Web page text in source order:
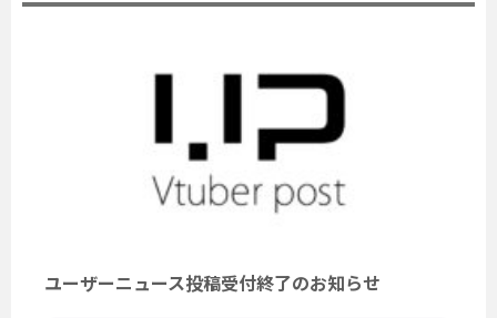
ユーザーニュース投稿受付終了のお知らせ